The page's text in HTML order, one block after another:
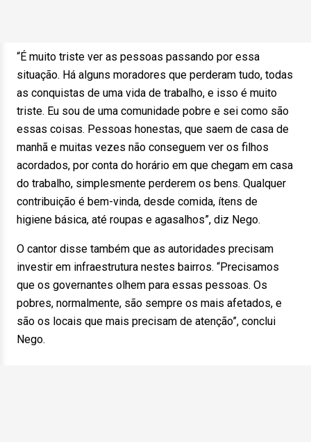
“É muito triste ver as pessoas passando por essa
situação. Há alguns moradores que perderam tudo, todas
as conquistas de uma vida de trabalho, e isso é muito
triste. Eu sou de uma comunidade pobre e sei como são
essas coisas. Pessoas honestas, que saem de casa de
manhã e muitas vezes não conseguem ver os filhos
acordados, por conta do horário em que chegam em casa
do trabalho, simplesmente perderem os bens. Qualquer
contribuição é bem-vinda, desde comida, ítens de
higiene básica, até roupas e agasalhos”, diz Nego.
O cantor disse também que as autoridades precisam
investir em infraestrutura nestes bairros. “Precisamos
que os governantes olhem para essas pessoas. Os
pobres, normalmente, são sempre os mais afetados, e
são os locais que mais precisam de atenção”, conclui
Nego.